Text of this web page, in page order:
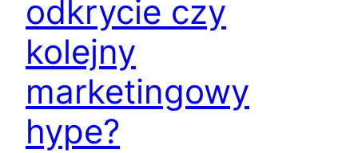
odkrycie czy
kolejny
marketingowy
hype?